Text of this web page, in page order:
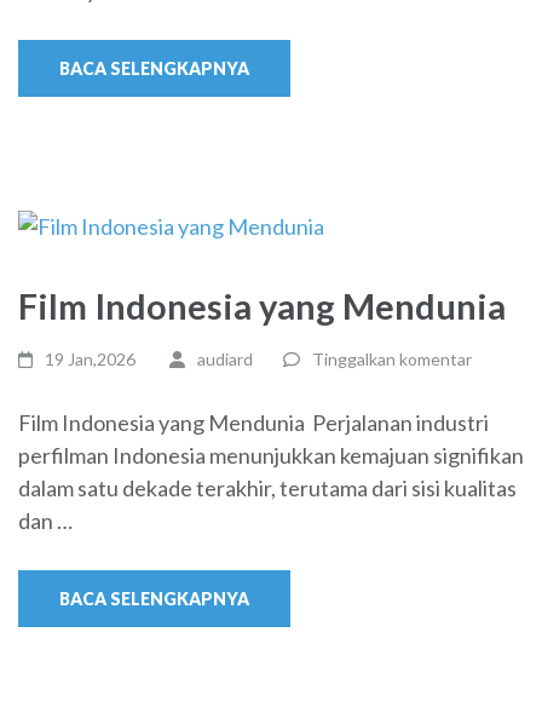
BACA SELENGKAPNYA
Film Indonesia yang Mendunia
19 Jan,2026 audiard Tinggalkan komentar
Film Indonesia yang Mendunia Perjalanan industri
perfilman Indonesia menunjukkan kemajuan signifikan
dalam satu dekade terakhir, terutama dari sisi kualitas
dan …
BACA SELENGKAPNYA